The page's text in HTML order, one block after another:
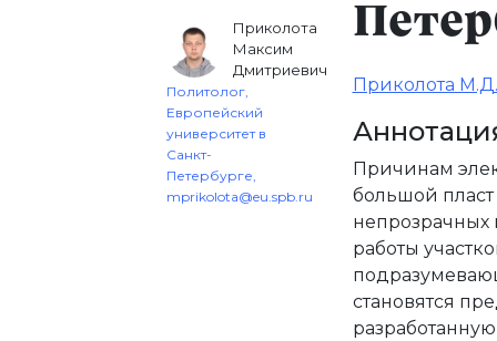
Приколота
Максим
Дмитриевич
Политолог,
Европейский
университет в
Санкт-
Петербурге,
mprikolota@eu.spb.ru
Приколота М.Д.
Причинам
большой
непрозрачных
работы
становятся